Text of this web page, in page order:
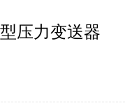
压力变送器